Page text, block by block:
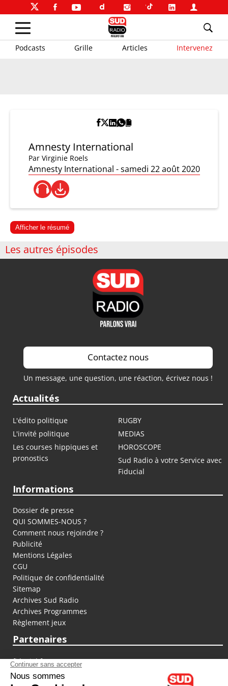
Podcasts Grille Articles Intervenez
Amnesty International
Par Virginie Roels
Amnesty International - samedi 22 août 2020
Afficher le résumé
Les autres épisodes
Contactez nous
Un message, une question, une réaction, écrivez nous !
Actualités
L'édito politique
RUGBY
L'invité politique
MEDIAS
Les courses hippiques et
pronostics
HOROSCOPE
Sud Radio à votre Service avec
Fiducial
Informations
Dossier de presse
QUI SOMMES-NOUS ?
Comment nous rejoindre ?
Publicité
Mentions Légales
CGU
Politique de confidentialité
Sitemap
Archives Sud Radio
Archives Programmes
Règlement jeux
Partenaires
fiducial.fr
lyoncapitale.fr